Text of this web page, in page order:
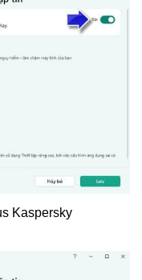
Kaspersky